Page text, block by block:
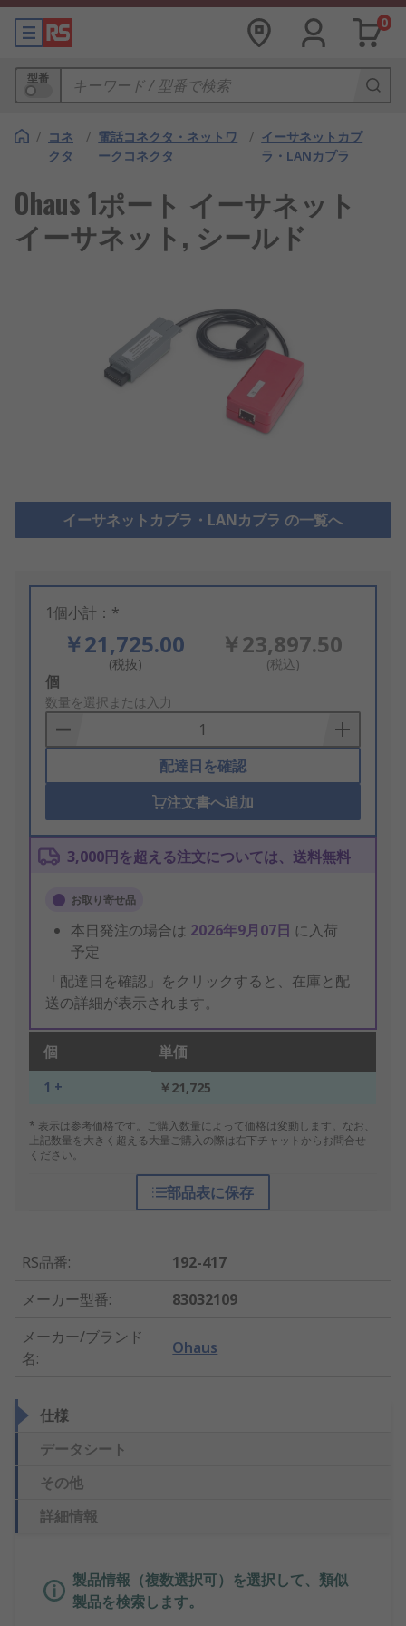
0
型番
/ コネ
クタ
/ 電話コネクタ・ネットワ
ークコネクタ
/ イーサネットカプ
ラ・LANカプラ
Ohaus 1ポート イーサネット
イーサネット, シールド
イーサネットカプラ・LANカプラ の一覧へ
1個小計：*
￥21,725.00
(税抜)
￥23,897.50
(税込)
Add
to
Basket
個
数量を選択または入力
配達日を確認
注文書へ追加
3,000円を超える注文については、送料無料
お取り寄せ品
本日発注の場合は 2026年9月07日 に入荷
予定
「配達日を確認」をクリックすると、在庫と配
送の詳細が表示されます。
個 単価
1 + ￥21,725
* 表示は参考価格です。ご購入数量によって価格は変動します。なお、
上記数量を大きく超える大量ご購入の際は右下チャットからお問合せ
ください。
部品表に保存
RS品番:
192-417
メーカー型番:
83032109
メーカー/ブランド
名:
Ohaus
仕様
データシート
その他
詳細情報
製品情報（複数選択可）を選択して、類似
製品を検索します。